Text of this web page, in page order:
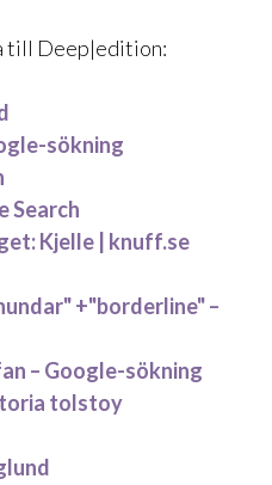
till Deep|edition:
sökning
Search
Kjelle | knuff.se
+"borderline" –
– Google-sökning
tolstoy